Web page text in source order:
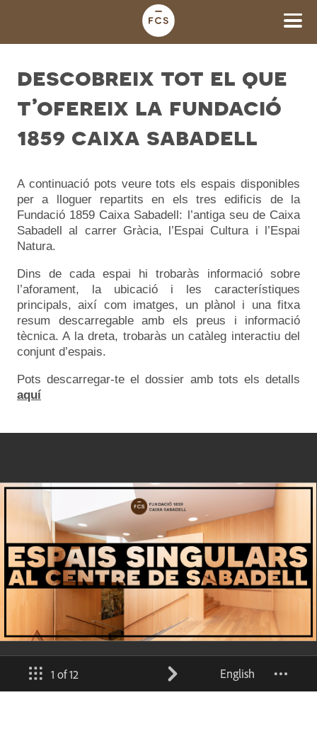
descobreix tot el que
t’ofereix la fundació
1859 caixa sabadell
A continuació pots veure tots els espais disponibles
per a lloguer repartits en els tres edificis de la
Fundació 1859 Caixa Sabadell: l’antiga seu de Caixa
Sabadell al carrer Gràcia, l’Espai Cultura i l’Espai
Natura.
Dins de cada espai hi trobaràs informació sobre
l’aforament, la ubicació i les característiques
principals, així com imatges, un plànol i una fitxa
resum descarregable amb els preus i informació
tècnica. A la dreta, trobaràs un catàleg interactiu del
conjunt d’espais.
Pots descarregar-te el dossier amb tots els detalls
aquí